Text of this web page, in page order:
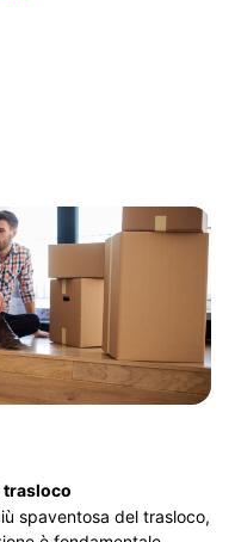
trasloco
spaventosa del trasloco,